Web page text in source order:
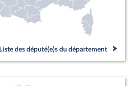
Liste des député(e)s du département